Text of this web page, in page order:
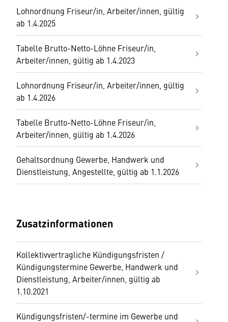
Lohnordnung Friseur/in, Arbeiter/innen, gültig
ab 1.4.2025
Tabelle Brutto-Netto-Löhne Friseur/in,
Arbeiter/innen, gültig ab 1.4.2023
Lohnordnung Friseur/in, Arbeiter/innen, gültig
ab 1.4.2026
Tabelle Brutto-Netto-Löhne Friseur/in,
Arbeiter/innen, gültig ab 1.4.2026
Gehaltsordnung Gewerbe, Handwerk und
Dienstleistung, Angestellte, gültig ab 1.1.2026
Zusatzinformationen
Kollektivvertragliche Kündigungsfristen /
Kündigungstermine Gewerbe, Handwerk und
Dienstleistung, Arbeiter/innen, gültig ab
1.10.2021
Kündigungsfristen/-termine im Gewerbe und